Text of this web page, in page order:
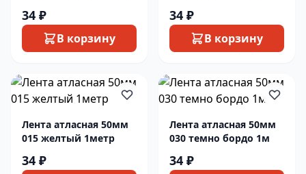
34 ₽
В корзину
34 ₽
В корзину
Лента атласная 50мм
015 желтый 1метр
34 ₽
Лента атласная 50мм
030 темно бордо 1м
34 ₽